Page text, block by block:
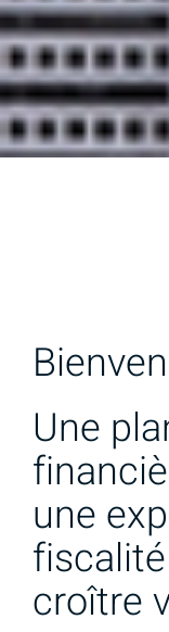
Une
une
croître